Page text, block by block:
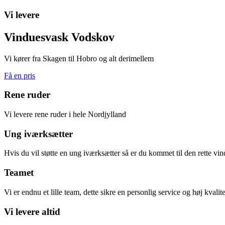
Vi levere
Vinduesvask Vodskov
Vi kører fra Skagen til Hobro og alt derimellem
Få en pris
Rene ruder
Vi levere rene ruder i hele Nordjylland
Ung iværksætter
Hvis du vil støtte en ung iværksætter så er du kommet til den rette
Teamet
Vi er endnu et lille team, dette sikre en personlig service og høj
Vi levere altid